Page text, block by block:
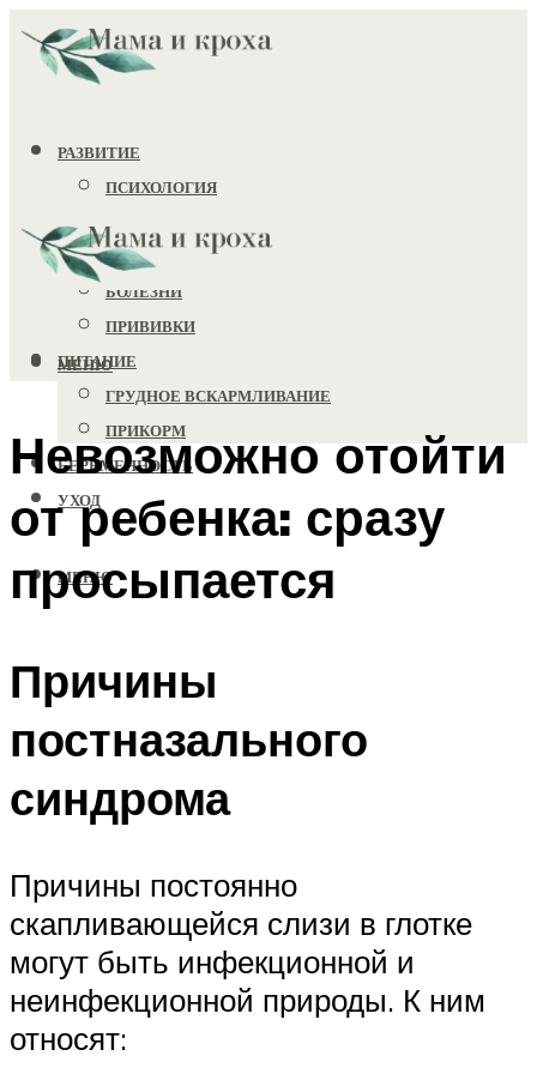
РАЗВИТИЕ
ПСИХОЛОГИЯ
ИГРУШКИ
ЗДОРОВЬЕ
БОЛЕЗНИ
ПРИВИВКИ
ПИТАНИЕ
ГРУДНОЕ ВСКАРМЛИВАНИЕ
ПРИКОРМ
БЕРЕМЕННОСТЬ
УХОД
МЕНЮ
МЕНЮ
Невозможно отойти
от ребенка: сразу
просыпается
Причины
постназального
синдрома
Причины постоянно
скапливающейся слизи в глотке
могут быть инфекционной и
неинфекционной природы. К ним
относят: